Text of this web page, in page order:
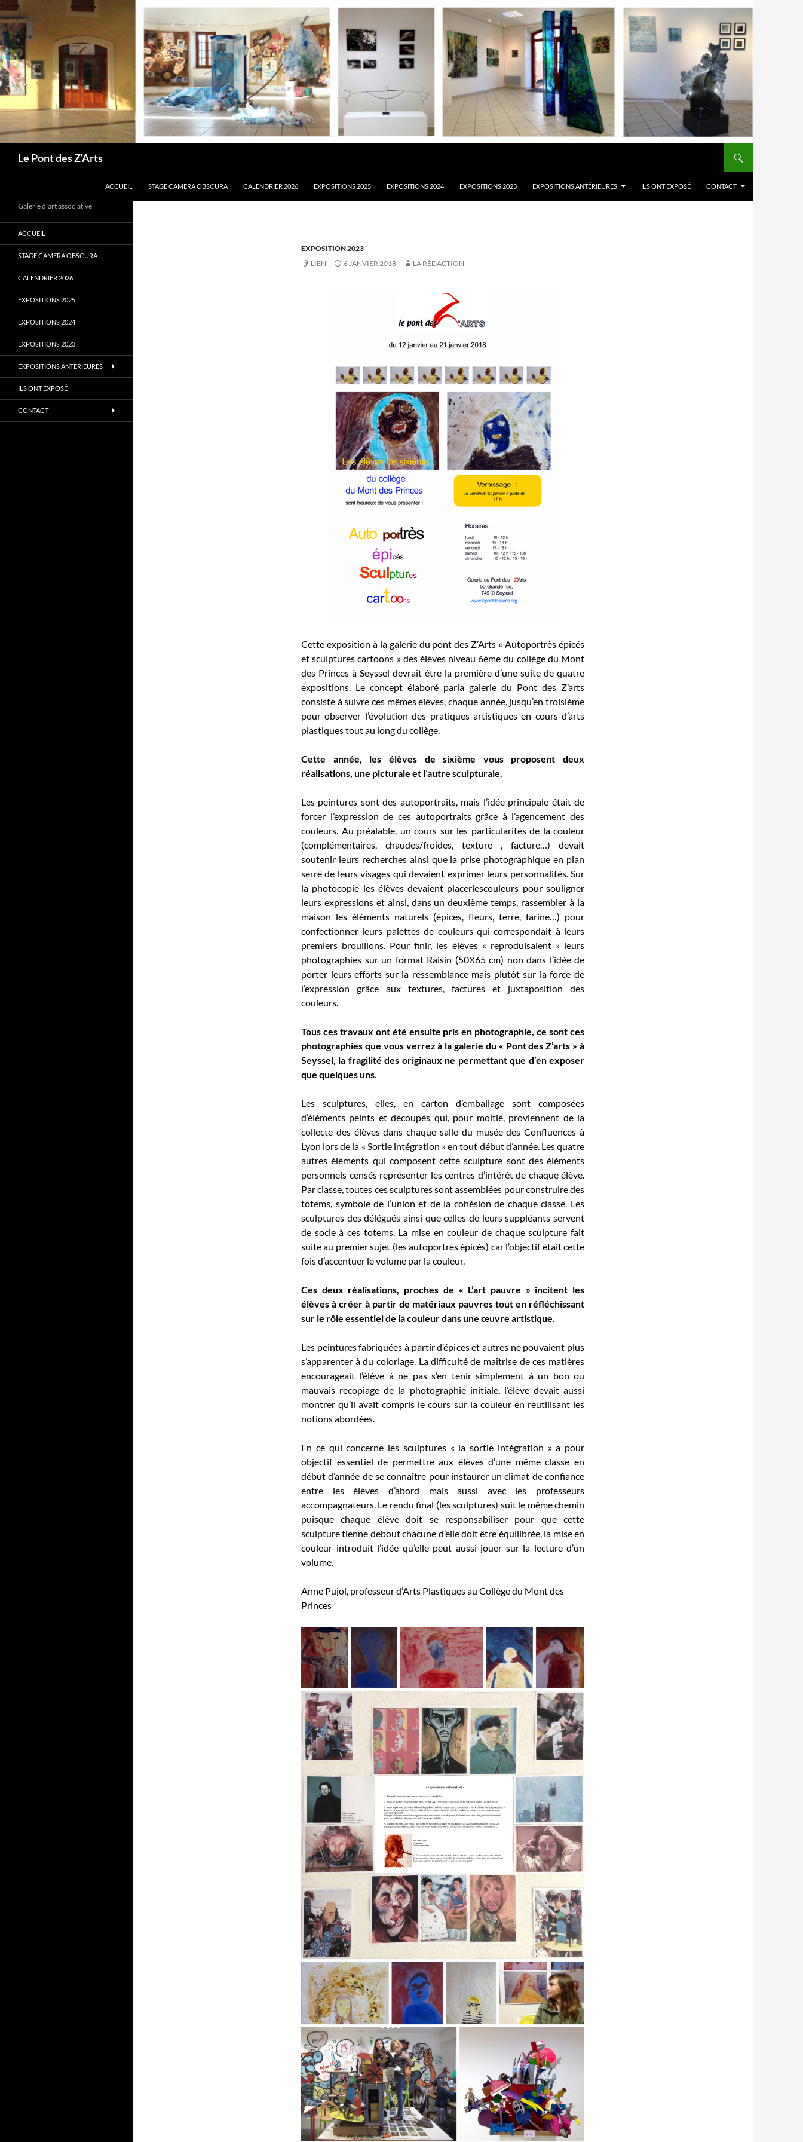
Aller
au
contenu
Le Pont des Z'Arts
ACCUEIL STAGE CAMERA OBSCURA CALENDRIER 2026 EXPOSITIONS 2025 EXPOSITIONS 2024 EXPOSITIONS 2023 EXPOSITIONS ANTÉRIEURES ILS ONT EXPOSÉ CONTACT
EXPOSITION 2023
LIEN
6 JANVIER 2018 LA RÉDACTION
Cette exposition à la galerie du pont des Z’Arts « Autoportrès épicés
et sculptures cartoons » des élèves niveau 6ème du collège du Mont
des Princes à Seyssel devrait être la première d’une suite de quatre
expositions. Le concept élaboré parla galerie du Pont des Z’arts
consiste à suivre ces mêmes élèves, chaque année, jusqu’en troisième
pour observer l’évolution des pratiques artistiques en cours d’arts
plastiques tout au long du collège.
Cette année, les élèves de sixième vous proposent deux
réalisations, une picturale et l’autre sculpturale.
Les peintures sont des autoportraits, mais l’idée principale était de
forcer l’expression de ces autoportraits grâce à l’agencement des
couleurs. Au préalable, un cours sur les particularités de la couleur
(complémentaires, chaudes/froides, texture , facture…) devait
soutenir leurs recherches ainsi que la prise photographique en plan
serré de leurs visages qui devaient exprimer leurs personnalités. Sur
la photocopie les élèves devaient placerlescouleurs pour souligner
leurs expressions et ainsi, dans un deuxième temps, rassembler à la
maison les éléments naturels (épices, fleurs, terre, farine…) pour
confectionner leurs palettes de couleurs qui correspondait à leurs
premiers brouillons. Pour finir, les élèves « reproduisaient » leurs
photographies sur un format Raisin (50X65 cm) non dans l’idée de
porter leurs efforts sur la ressemblance mais plutôt sur la force de
l’expression grâce aux textures, factures et juxtaposition des
couleurs.
Tous ces travaux ont été ensuite pris en photographie, ce sont ces
photographies que vous verrez à la galerie du « Pont des Z’arts » à
Seyssel, la fragilité des originaux ne permettant que d’en exposer
que quelques uns.
Les sculptures, elles, en carton d’emballage sont composées
d’éléments peints et découpés qui, pour moitié, proviennent de la
collecte des élèves dans chaque salle du musée des Confluences à
Lyon lors de la « Sortie intégration » en tout début d’année. Les quatre
autres éléments qui composent cette sculpture sont des éléments
personnels censés représenter les centres d’intérêt de chaque élève.
Par classe, toutes ces sculptures sont assemblées pour construire des
totems, symbole de l’union et de la cohésion de chaque classe. Les
sculptures des délégués ainsi que celles de leurs suppléants servent
de socle à ces totems. La mise en couleur de chaque sculpture fait
suite au premier sujet (les autoportrès épicés) car l’objectif était cette
fois d’accentuer le volume par la couleur.
Ces deux réalisations, proches de « L’art pauvre » incitent les
élèves à créer à partir de matériaux pauvres tout en réfléchissant
sur le rôle essentiel de la couleur dans une œuvre artistique.
Les peintures fabriquées à partir d’épices et autres ne pouvaient plus
s’apparenter à du coloriage. La difficulté de maîtrise de ces matières
encourageait l’élève à ne pas s’en tenir simplement à un bon ou
mauvais recopiage de la photographie initiale, l’élève devait aussi
montrer qu’il avait compris le cours sur la couleur en réutilisant les
notions abordées.
En ce qui concerne les sculptures « la sortie intégration » a pour
objectif essentiel de permettre aux élèves d’une même classe en
début d’année de se connaître pour instaurer un climat de confiance
entre les élèves d’abord mais aussi avec les professeurs
accompagnateurs. Le rendu final (les sculptures) suit le même chemin
puisque chaque élève doit se responsabiliser pour que cette
sculpture tienne debout chacune d’elle doit être équilibrée, la mise en
couleur introduit l’idée qu’elle peut aussi jouer sur la lecture d’un
volume.
Anne Pujol, professeur d’Arts Plastiques au Collège du Mont des
Princes
Galerie d'art associative
ACCUEIL
STAGE CAMERA OBSCURA
CALENDRIER 2026
EXPOSITIONS 2025
EXPOSITIONS 2024
EXPOSITIONS 2023
EXPOSITIONS ANTÉRIEURES
ILS ONT EXPOSÉ
CONTACT